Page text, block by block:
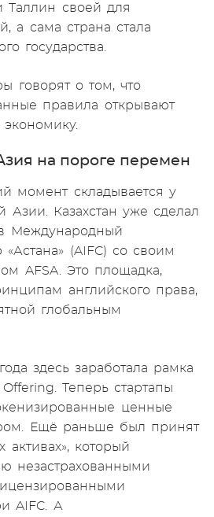
Таллин своей для
а сама страна стала
государства.
говорят о том, что
правила открывают
на пороге перемен
момент складывается у
Азии. Казахстан уже сделал
Международный
(AIFC) со своим
AFSA. Это площадка,
английского права,
глобальным
здесь заработала рамка
Теперь стартапы
ценные
Ещё раньше был принят
который
незастрахованными
AIFC. А